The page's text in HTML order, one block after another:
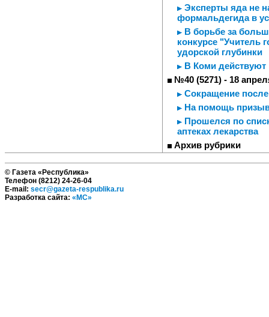
Эксперты яда не
формальдегида в
В борьбе за
конкурсе "Учитель
удорской глубинки
В Коми
№40 (5271) - 18
Сокращение
На помощь
Прошелся по
аптеках лекарства
Архив рубрики
© Газета «Республика»
Телефон (8212) 24-26-04
E-mail: secr@gazeta-respublika.ru
Разработка сайта: «МС»